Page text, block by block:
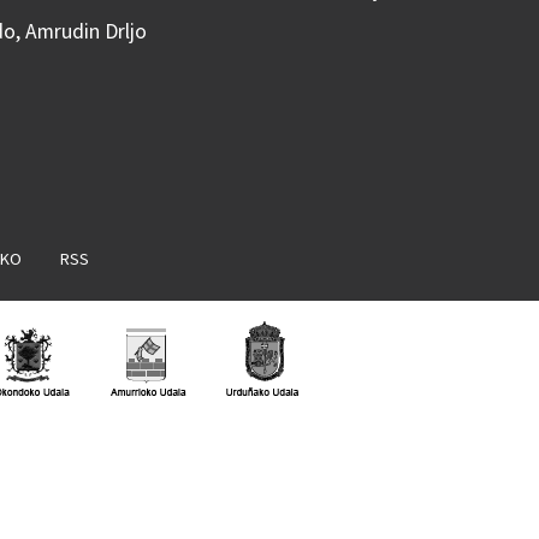
Amrudin Drljo
RSS